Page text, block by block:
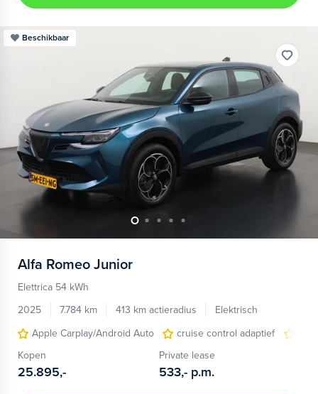
Beschikbaar
Alfa Romeo Junior
Elettrica 54 kWh
2025
7.784 km 413 km actieradius
Elektrisch
Apple Carplay/Android Auto
cruise control adaptief
Kopen
25.895,-
Private lease
533,- p.m.